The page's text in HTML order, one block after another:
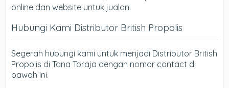
online dan website untuk jualan.
Hubungi Kami Distributor British Propolis
Segerah hubungi kami untuk menjadi Distributor British
Propolis di Tana Toraja dengan nomor contact di
bawah ini.